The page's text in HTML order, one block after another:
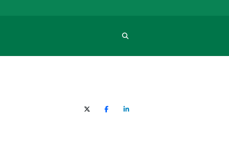
X (Twitter)FacebookO LinkedIn